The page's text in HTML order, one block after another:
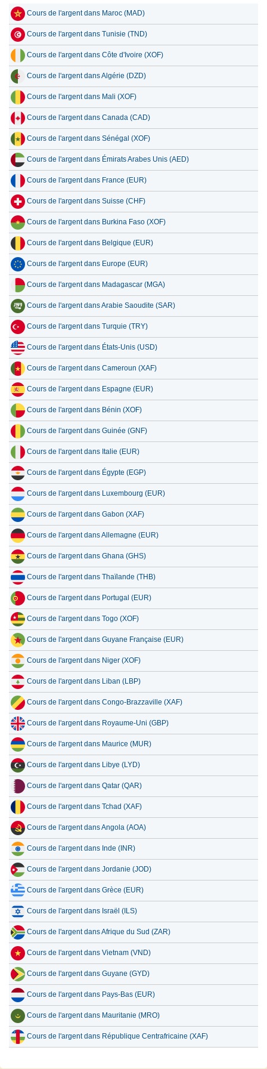
14 juillet 2026 1,033.87
13 juillet 2026 1,003.21
12 juillet 2026 1,041.73
11 juillet 2026 1,050.34
10 juillet 2026 1,039.01
9 juillet 2026 1,053.16
8 juillet 2026 1,014.30
7 juillet 2026 1,065.98
Cours de l'argent dans Maroc (MAD)
Cours de l'argent dans Tunisie (TND)
Cours de l'argent dans Côte d'Ivoire (XOF)
Cours de l'argent dans Algérie (DZD)
Cours de l'argent dans Mali (XOF)
Cours de l'argent dans Canada (CAD)
Cours de l'argent dans Sénégal (XOF)
Cours de l'argent dans Émirats Arabes Unis (AED)
Cours de l'argent dans France (EUR)
Cours de l'argent dans Suisse (CHF)
Cours de l'argent dans Burkina Faso (XOF)
Cours de l'argent dans Belgique (EUR)
Cours de l'argent dans Europe (EUR)
Cours de l'argent dans Madagascar (MGA)
Cours de l'argent dans Arabie Saoudite (SAR)
Cours de l'argent dans Turquie (TRY)
Cours de l'argent dans États-Unis (USD)
Cours de l'argent dans Cameroun (XAF)
Cours de l'argent dans Espagne (EUR)
Cours de l'argent dans Bénin (XOF)
Cours de l'argent dans Guinée (GNF)
Cours de l'argent dans Italie (EUR)
Cours de l'argent dans Égypte (EGP)
Cours de l'argent dans Luxembourg (EUR)
Cours de l'argent dans Gabon (XAF)
Cours de l'argent dans Allemagne (EUR)
Cours de l'argent dans Ghana (GHS)
Cours de l'argent dans Thaïlande (THB)
Cours de l'argent dans Portugal (EUR)
Cours de l'argent dans Togo (XOF)
Cours de l'argent dans Guyane Française (EUR)
Cours de l'argent dans Niger (XOF)
Cours de l'argent dans Liban (LBP)
Cours de l'argent dans Congo-Brazzaville (XAF)
Cours de l'argent dans Royaume-Uni (GBP)
Cours de l'argent dans Maurice (MUR)
Cours de l'argent dans Libye (LYD)
Cours de l'argent dans Qatar (QAR)
Cours de l'argent dans Tchad (XAF)
Cours de l'argent dans Angola (AOA)
Cours de l'argent dans Inde (INR)
Cours de l'argent dans Jordanie (JOD)
Cours de l'argent dans Grèce (EUR)
Cours de l'argent dans Israël (ILS)
Cours de l'argent dans Afrique du Sud (ZAR)
Cours de l'argent dans Vietnam (VND)
Cours de l'argent dans Guyane (GYD)
Cours de l'argent dans Pays-Bas (EUR)
Cours de l'argent dans Mauritanie (MRO)
Cours de l'argent dans République Centrafricaine (XAF)